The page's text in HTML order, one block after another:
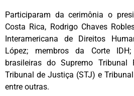
Participaram da cerimônia o
Costa Rica, Rodrigo Chaves
Interamericana de Direitos
López; membros da Corte
brasileiras do Supremo Tribunal
Tribunal de Justiça (STJ) e
entre outras.